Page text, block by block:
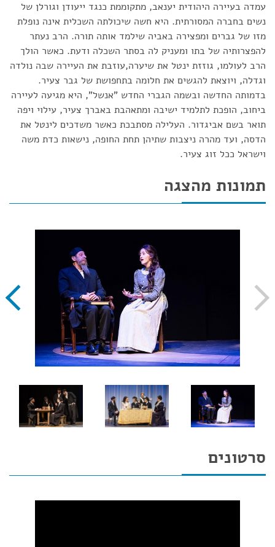
עמדה בעיירה היהודית יענאב, מתקוממת כנגד ייעודן וגורלן של
נשים בחברה המסורתית. היא חשה שיכולתה השכלית אינה נופלת
מזו של גברים ומפצירה באביה שילמד אותה תורה. הרב נעתר
להפצרותיה של בתו ומעניק לה בסתר השכלה ודעת. כאשר הולך
הרב לעולמו, גוזזת ינטל את שיערה,עוזבת את העיירה שבה נולדה
וגדלה, ויוצאת להגשים את חלומה בתחפושת של גבר צעיר.
בדמותה החדשה ובשמה הגברי החדש "אנשל", היא מגיעה לעיירה
ביחוב, הופכת לתלמיד ישיבה ומתאהבת באברך צעיר, עילוי ויפה
תואר בשם אביגדור. העלילה מסתבכת כאשר משדכים לינטל את
הדסה, ועד מהרה ניצבות שתיהן תחת החופה, נישאות כדת משה
וישראל ככל זוג צעיר.
תמונות מהצגה
סרטונים